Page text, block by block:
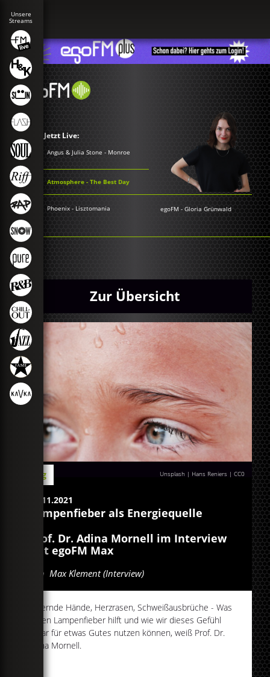
Jetzt Live:
Angus & Julia Stone - Monroe
Atmosphere - The Best Day
Phoenix - Lisztomania egoFM -Gloria Grünwald
Zur Übersicht
Unsplash | Hans Reniers | CC0
Blog
23.11.2021
Lampenfieber als Energiequelle
Prof. Dr. Adina Mornell im Interview
mit egoFM Max
Von Max Klement (Interview)
Zitternde Hände, Herzrasen, Schweißausbrüche - Was
gegen Lampenfieber hilft und wie wir dieses Gefühl
sogar für etwas Gutes nutzen können, weiß Prof. Dr.
Adina Mornell.